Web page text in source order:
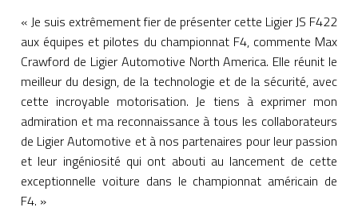
« Je suis extrêmement fier de présenter cette Ligier JS F422
aux équipes et pilotes du championnat F4, commente Max
Crawford de Ligier Automotive North America. Elle réunit le
meilleur du design, de la technologie et de la sécurité, avec
cette incroyable motorisation. Je tiens à exprimer mon
admiration et ma reconnaissance à tous les collaborateurs
de Ligier Automotive et à nos partenaires pour leur passion
et leur ingéniosité qui ont abouti au lancement de cette
exceptionnelle voiture dans le championnat américain de
F4. »